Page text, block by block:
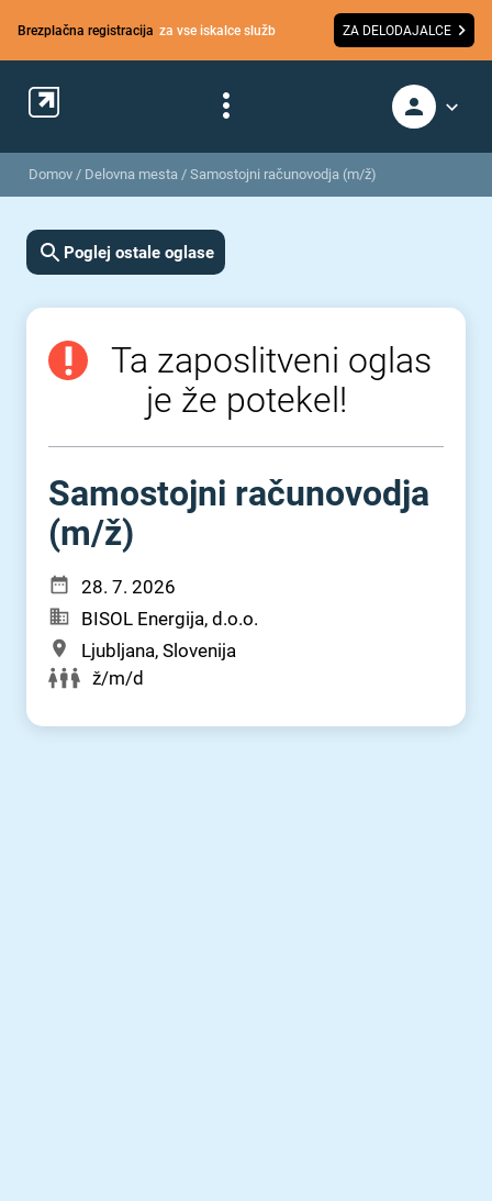
Brezplačna registracija za vse iskalce služb ZA DELODAJALCE
Domov / Delovna mesta / Samostojni računovodja (m/ž)
Poglej ostale oglase
Ta zaposlitveni oglas
je že potekel!
Samostojni računovodja
(m⁠/⁠ž)
28. 7. 2026
BISOL Energija, d.o.o.
Ljubljana, Slovenija
ž/m/d